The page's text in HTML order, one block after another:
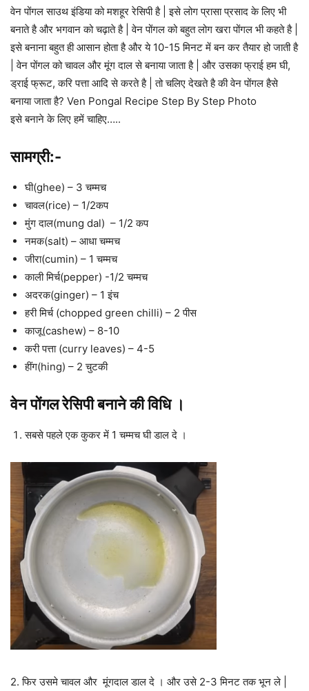
वेन पोंगल साउथ इंडिया को मशहूर रेसिपी है | इसे लोग प्रासा प्रसाद के लिए भी
बनाते है और भगवान को चढ़ाते है | वेन पोंगल को बहुत लोग खरा पोंगल भी कहते है |
इसे बनाना बहुत ही आसान होता है और ये 10-15 मिनट में बन कर तैयार हो जाती है
| वेन पोंगल को चावल और मूंग दाल से बनाया जाता है | और उसका फ्राई हम घी,
ड्राई फ्रूट, करि पत्ता आदि से करते है | तो चलिए देखते है की वेन पोंगल हैसे
बनाया जाता है? Ven Pongal Recipe Step By Step Photo
इसे बनाने के लिए हमें चाहिए…..
सामग्री:-
घी(ghee) – 3 चम्मच
चावल(rice) – 1/2कप
मुंग दाल(mung dal) – 1/2 कप
नमक(salt) – आधा चम्मच
जीरा(cumin) – 1 चम्मच
काली मिर्च(pepper) -1/2 चम्मच
अदरक(ginger) – 1 इंच
हरी मिर्च (chopped green chilli) – 2 पीस
काजू(cashew) – 8-10
करी पत्ता (curry leaves) – 4-5
हींग(hing) – 2 चुटकी
वेन पोंगल रेसिपी बनाने कीविधि ।
सबसे पहले एक कुकर में 1 चम्मच घी डाल दे ।
2. फिर उसमे चावल और मूंगदाल डाल दे । और उसे 2-3 मिनट तक भून ले |